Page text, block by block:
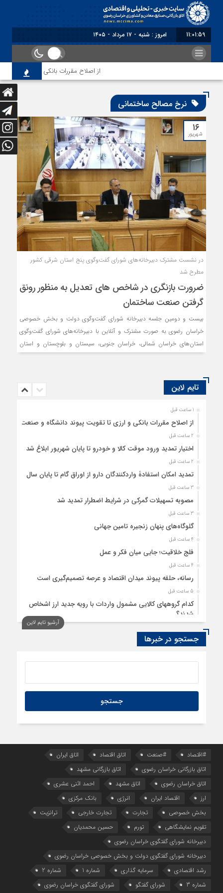
11:01:59 امروز : شنبه - ۱۷ مرداد - ۱۴۰۵
از اصلاح مقررات بانکی و ارزی تا
نرخ مصالح ساختمانی
۱۶
شهریور
در نشست مشترک دبیرخانه‌های شورای گفت‌وگوی پنج استان شرقی کشور
مطرح شد
ضرورت بازنگری در شاخص های تعدیل به منظور رونق
گرفتن صنعت ساختمان
بیست و دومین جلسه دبیرخانه شورای گفت‌وگوی دولت و بخش خصوصی
خراسان رضوی به صورت مشترک و آنلاین با دبیرخانه‌های شورای گفت‌وگوی
استان‌های خراسان شمالی، خراسان جنوبی، سیستان و بلوچستان و استان
تایم لاین
1 ساعت قبل
از اصلاح مقررات بانکی و ارزی تا تقویت پیوند دانشگاه و صنعت
2 ساعت قبل
اختیار تمدید ورود موقت کالا و خودرو تا پایان شهریور ابلاغ شد
2 ساعت قبل
تمدید امکان استفادۀ واردکنندگان دارو از اوراق گام تا پایان سال
3 ساعت قبل
مصوبه تسهیلات گمرکی در شرایط اضطرار تمدید شد
3 ساعت قبل
گلوگاه‌های پنهان زنجیره تامین جهانی
4 ساعت قبل
فلج خلاقیت؛ جایی میان فکر و عمل
4 ساعت قبل
رسانه، حلقه پیوند میدان اقتصاد و عرصه تصمیم‌گیری است
5 ساعت قبل
کدام گروههای کالایی مشمول واردات با رویه جدید ارز اشخاص
شدند؟
بحران آینده، بحران شغل نیست
آرشیو تایم لاین
جستجو در خبرها
#اقتصاد #صنعت اتاق اقتصاد
اتاق ایران
اتاق بازرگانی خراسان رضوی
اتاق بازرگانی مشهد
اتاق خراسان رضوی
اتاق مشهد
احمد اثنی عشری
ارز
اقتصاد ایران انرژی
بانک مرکزی
بخش خصوصی
تجارت تجارت خارجی
ترانزیت
تقویم نمایشگاهی
تورم
حسین محمدیان
دبیرخانه شورای گفتگوی خراسان رضوی
دبیرخانه شورای گفتگوی دولت و بخش خصوصی خراسان رضوی
رشد اقتصادی
سرمایه گذاری شماره 1
شماره 2
شماره 3
شورای گفتگو شورای گفتگوی خراسان رضوی